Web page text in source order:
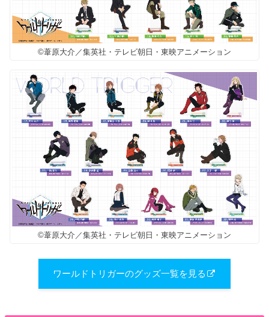
©葦原大介／集英社・テレビ朝日・東映アニメーション
©葦原大介／集英社・テレビ朝日・東映アニメーション
ワールドトリガーのグッズ一覧を見る